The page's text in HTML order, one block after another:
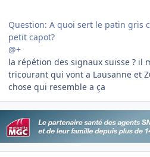
Question: A quoi sert le patin gris
petit capot?
@+
la répétion des signaux suisse ? il
tricourant qui vont a Lausanne et
chose qui resemble a ça